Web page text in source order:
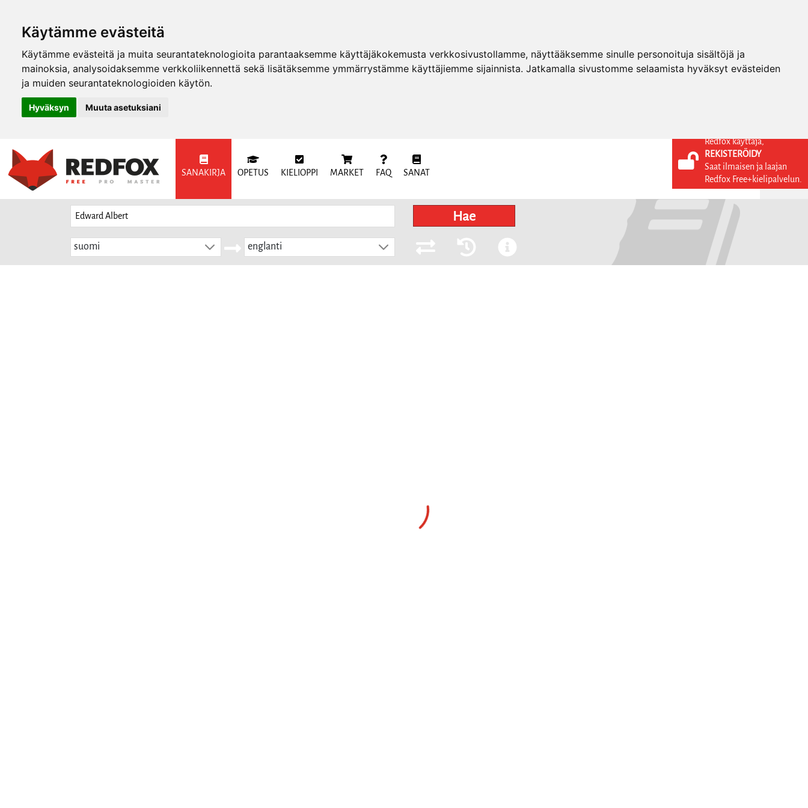
Käytämme evästeitä
Käytämme evästeitä ja muita seurantateknologioita parantaaksemme käyttäjäkokemusta verkkosivustollamme, näyttääksemme sinulle personoituja sisältöjä ja
mainoksia, analysoidaksemme verkkoliikennettä sekä lisätäksemme ymmärrystämme käyttäjiemme sijainnista. Jatkamalla sivustomme selaamista hyväksyt evästeiden
ja muiden seurantateknologioiden käytön.
Hyväksyn Muuta asetuksiani
SANAKIRJA OPETUS KIELIOPPI MARKET FAQ SANAT
KIRJAUDU SISÄÄN
REKISTERÖIDY
Hae
suomi englanti
Redfox käyttäjä,
REKISTERÖIDY
Saat ilmaisen ja laajan
Redfox Free+kielipalvelun.